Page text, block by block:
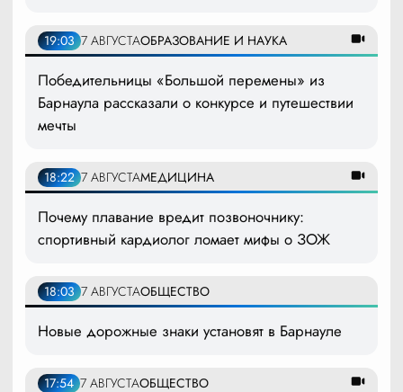
19:03 7 АВГУСТАОБРАЗОВАНИЕ И НАУКА
Победительницы «Большой перемены» из
Барнаула рассказали о конкурсе и путешествии
мечты
18:22 7 АВГУСТАМЕДИЦИНА
Почему плавание вредит позвоночнику:
спортивный кардиолог ломает мифы о ЗОЖ
18:03 7 АВГУСТАОБЩЕСТВО
Новые дорожные знаки установят в Барнауле
17:54 7 АВГУСТАОБЩЕСТВО